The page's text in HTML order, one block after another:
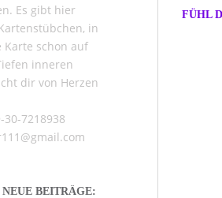
FÜHL
. Es gibt hier
, in
Karte schon auf
inneren
dir von Herzen
30-7218938
BEITRÄGE: